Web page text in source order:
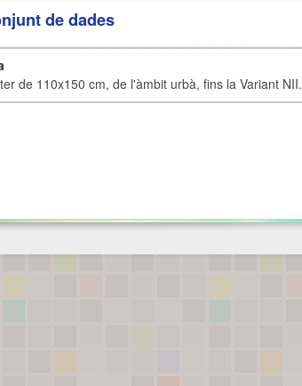
de dades
de 110x150 cm, de l'àmbit urbà, fins la Variant NII.